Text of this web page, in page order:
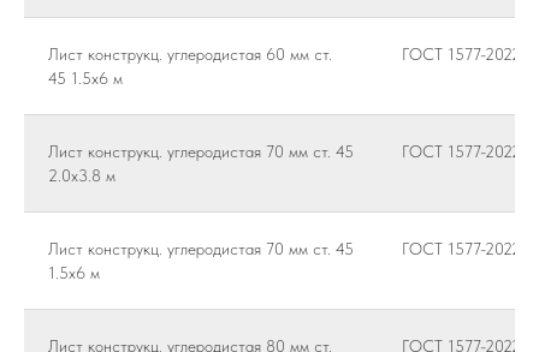
Лист конструкц. углеродистая 60 мм ст.
45 1.5х6 м
ГОСТ 1577-2022
Лист конструкц. углеродистая 70 мм ст. 45
2.0х3.8 м
ГОСТ 1577-2022
Лист конструкц. углеродистая 70 мм ст. 45
1.5х6 м
ГОСТ 1577-2022
Лист конструкц. углеродистая 80 мм ст.
ГОСТ 1577-2022